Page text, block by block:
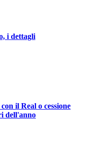
i dettagli
il Real o cessione
dell'anno